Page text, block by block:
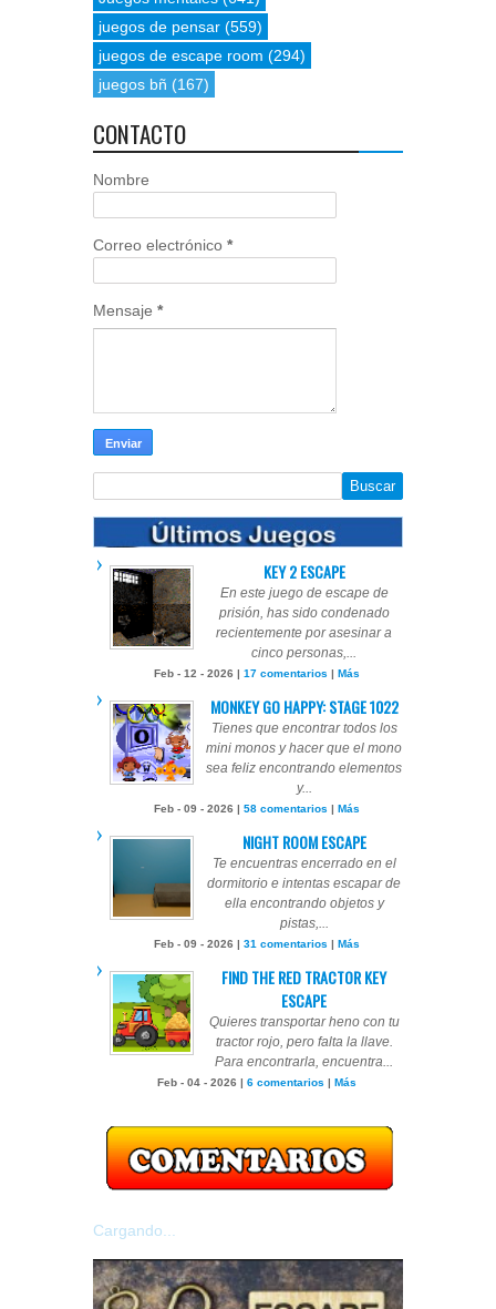
juegos de pensar (559)
juegos de escape room (294)
juegos bñ (167)
CONTACTO
Nombre
Correo electrónico *
Mensaje *
KEY 2 ESCAPE
En este juego de escape de
prisión, has sido condenado
recientemente por asesinar a
cinco personas,...
Feb - 12 - 2026 | 17 comentarios Más
MONKEY GO HAPPY: STAGE 1022
Tienes que encontrar todos los
mini monos y hacer que el mono
sea feliz encontrando elementos
y...
Feb - 09 - 2026 | 58 comentarios Más
NIGHT ROOM ESCAPE
Te encuentras encerrado en el
dormitorio e intentas escapar de
ella encontrando objetos y
pistas,...
Feb - 09 - 2026 | 31 comentarios Más
FIND THE RED TRACTOR KEY
ESCAPE
Quieres transportar heno con tu
tractor rojo, pero falta la llave.
Para encontrarla, encuentra...
Feb - 04 - 2026 | 6 comentarios Más
Cargando...